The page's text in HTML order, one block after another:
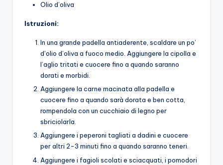
Olio d’oliva
Istruzioni:
In una grande padella antiaderente, scaldare un po’
d’olio d’oliva a fuoco medio. Aggiungere la cipolla e
l’aglio tritati e cuocere fino a quando saranno
dorati e morbidi.
Aggiungere la carne macinata alla padella e
cuocere fino a quando sarà dorata e ben cotta,
rompendola con un cucchiaio di legno per
sbriciolarla.
Aggiungere i peperoni tagliati a dadini e cuocere
per altri 2-3 minuti fino a quando saranno teneri.
Aggiungere i fagioli scolati e sciacquati, i pomodori